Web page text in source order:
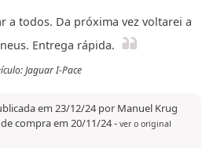
a todos. Da próxima vez voltarei a
Entrega rápida.
Jaguar I-Pace
em 23/12/24 por Manuel Krug
compra em 20/11/24- ver o original